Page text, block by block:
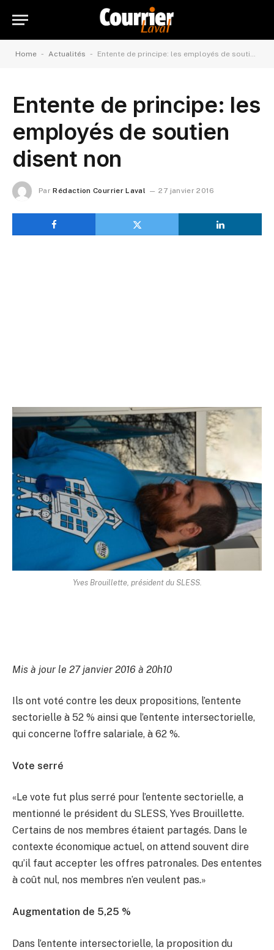
Home - Actualités - Entente de principe: les employés de soutien disent non
Entente de principe: les
employés de soutien
disent non
Par Rédaction Courrier Laval 27 janvier 2016
Yves Brouillette, président du SLESS.
Mis à jour le 27 janvier 2016 à 20h10
Ils ont voté contre les deux propositions, l’entente
sectorielle à 52 % ainsi que l’entente intersectorielle,
qui concerne l’offre salariale, à 62 %.
Vote serré
«Le vote fut plus serré pour l’entente sectorielle, a
mentionné le président du SLESS, Yves Brouillette.
Certains de nos membres étaient partagés. Dans le
contexte économique actuel, on attend souvent dire
qu’il faut accepter les offres patronales. Des ententes
à coût nul, nos membres n’en veulent pas.»
Augmentation de 5,25 %
Dans l’entente intersectorielle, la proposition du